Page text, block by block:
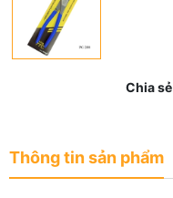
Chia sẻ
Thông tin sản phẩm